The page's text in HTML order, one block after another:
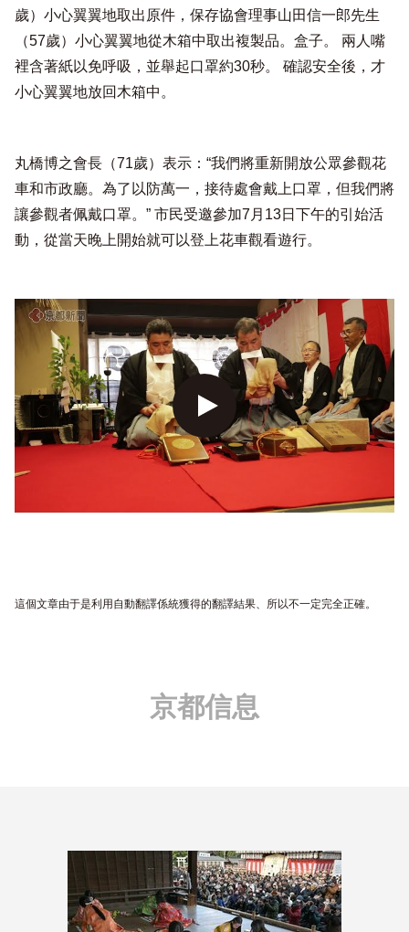
歲）小心翼翼地取出原件，保存協會理事山田信一郎先生
（57歲）小心翼翼地從木箱中取出複製品。盒子。 兩人嘴
裡含著紙以免呼吸，並舉起口罩約30秒。 確認安全後，才
小心翼翼地放回木箱中。
丸橋博之會長（71歲）表示：“我們將重新開放公眾參觀花
車和市政廳。為了以防萬一，接待處會戴上口罩，但我們將
讓參觀者佩戴口罩。” 市民受邀參加7月13日下午的引始活
動，從當天晚上開始就可以登上花車觀看遊行。
這個文章由于是利用自動翻譯係統獲得的翻譯結果、所以不一定完全正確。
京都信息